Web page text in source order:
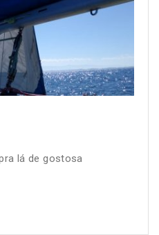
lá de gostosa